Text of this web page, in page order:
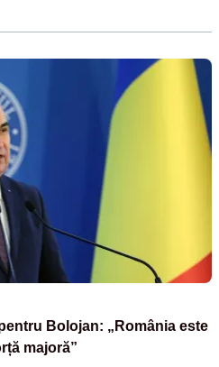
Bolojan: „România este
majoră”